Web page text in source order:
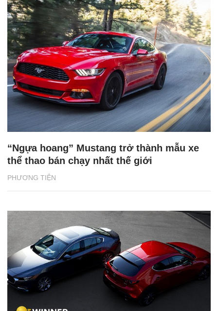
PHƯƠNG TIỆN
“Ngựa hoang” Mustang trở thành mẫu xe
thể thao bán chạy nhất thế giới